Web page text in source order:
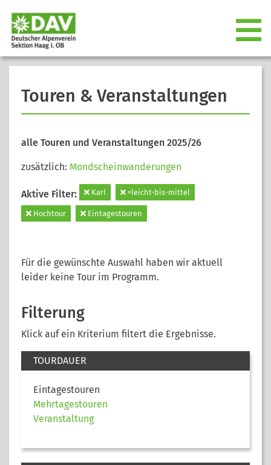
Touren & Veranstaltungen
alle Touren und Veranstaltungen 2025/26
zusätzlich: Mondscheinwanderungen
Aktive Filter: Karl =leicht-bis-mittel
Hochtour Eintagestouren
Für die gewünschte Auswahl haben wir aktuell
leider keine Tour im Programm.
Filterung
Klick auf ein Kriterium filtert die Ergebnisse.
TOURDAUER
Eintagestouren
Mehrtagestouren
Veranstaltung